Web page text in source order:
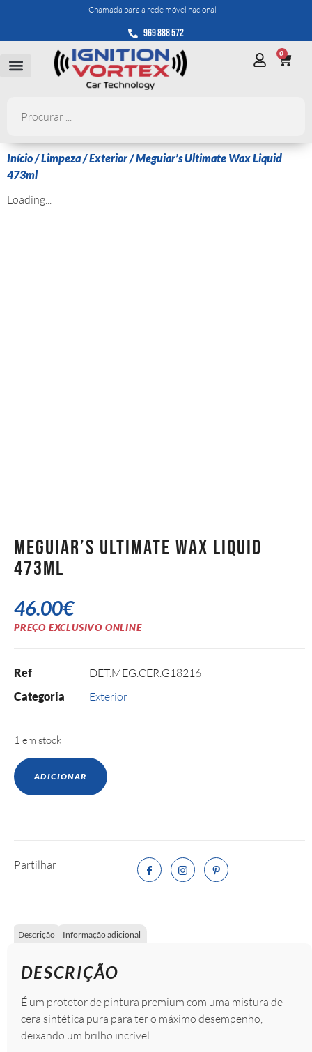
Chamada para a rede móvel nacional
969 888 572
0
Início/Limpeza/Exterior/ Meguiar’s Ultimate Wax Liquid
473ml
Loading...
Meguiar’s Ultimate Wax Liquid
473ml
46.00€
PREÇO EXCLUSIVO ONLINE
Ref DET.MEG.CER.G18216
Categoria Exterior
1 em stock
ADICIONAR
Partilhar
Descrição Informação adicional
DESCRIÇÃO
É um protetor de pintura premium com uma mistura de
cera sintética pura para ter o máximo desempenho,
deixando um brilho incrível.